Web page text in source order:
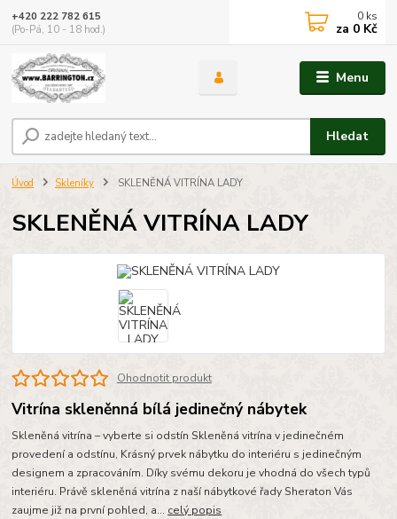
Menu
Hledat
+420 222 782 615
(Po-Pá, 10 - 18 hod.)
0 ks
za 0 Kč
Úvod Skleníky SKLENĚNÁ VITRÍNA LADY
SKLENĚNÁ VITRÍNA LADY
Ohodnotit produkt
Vitrína skleněnná bílá jedinečný nábytek
Skleněná vitrína – vyberte si odstín Skleněná vitrína v jedinečném
provedení a odstínu, Krásný prvek nábytku do interiéru s jedinečným
designem a zpracováním. Díky svému dekoru je vhodná do všech typů
interiéru. Právě skleněná vitrína z naší nábytkové řady Sheraton Vás
zaujme již na první pohled, a... celý popis